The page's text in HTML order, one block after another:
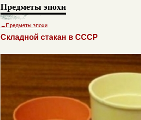
Предметы эпохи
←Предметы эпохи
Складной стакан в СССР